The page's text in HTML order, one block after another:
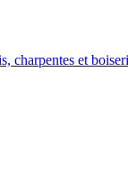
charpentes et